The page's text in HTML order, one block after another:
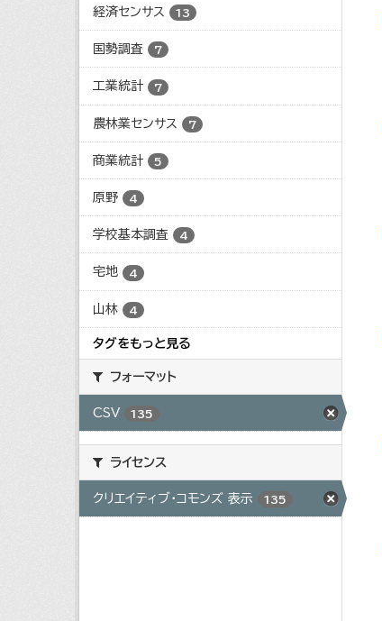
経済センサス 13
国勢調査 7
工業統計 7
農林業センサス 7
商業統計 5
原野 4
学校基本調査 4
宅地 4
山林 4
タグをもっと見る
フォーマット
CSV 135
ライセンス
クリエイティブ・コモンズ 表示 135